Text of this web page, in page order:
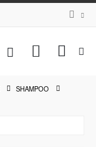
Mein
SHAMPOO